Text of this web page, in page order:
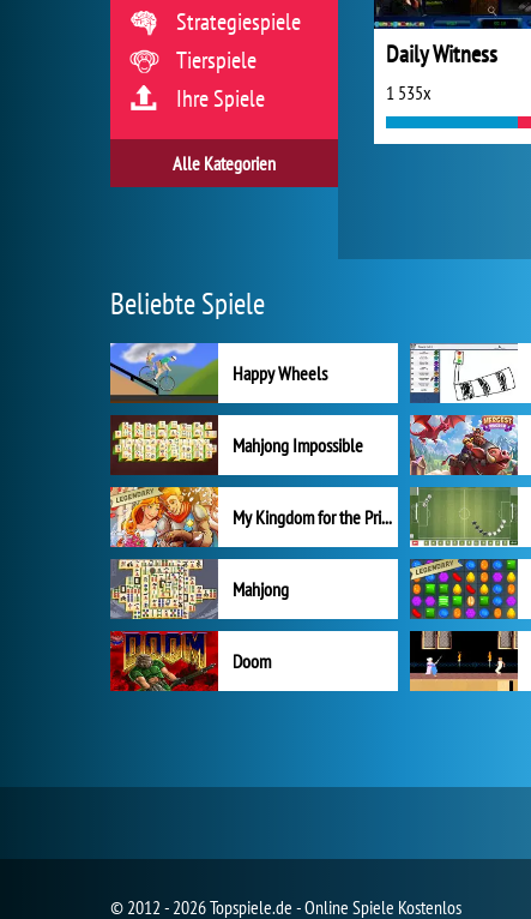
Daily Witness
1 535x
Strategiespiele
Tierspiele
Ihre Spiele
Alle Kategorien
Beliebte Spiele
Happy Wheels
Mahjong Impossible
My Kingdom for the Princess Vollversion
Mahjong
Doom
© 2012 - 2026 Topspiele.de - Online Spiele Kostenlos